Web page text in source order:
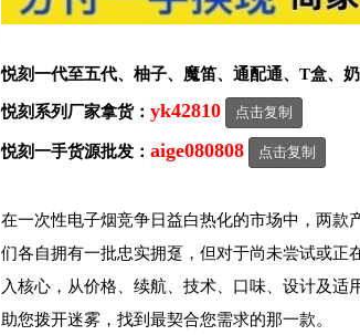
悦刻一代至五代、柚子、魔笛、通配通、T盒、
悦刻系列厂家拿货： yk42810 点击复制
悦刻一手货源批发： aige080808 点击复制
在一次性电子烟竞争日益白热化的市场中，两款
们各自拥有一批忠实拥趸，但对于尚未尝试或正
入核心，从价格、续航、技术、口味、设计及适
助您拨开迷雾，找到最契合您需求的那一款。